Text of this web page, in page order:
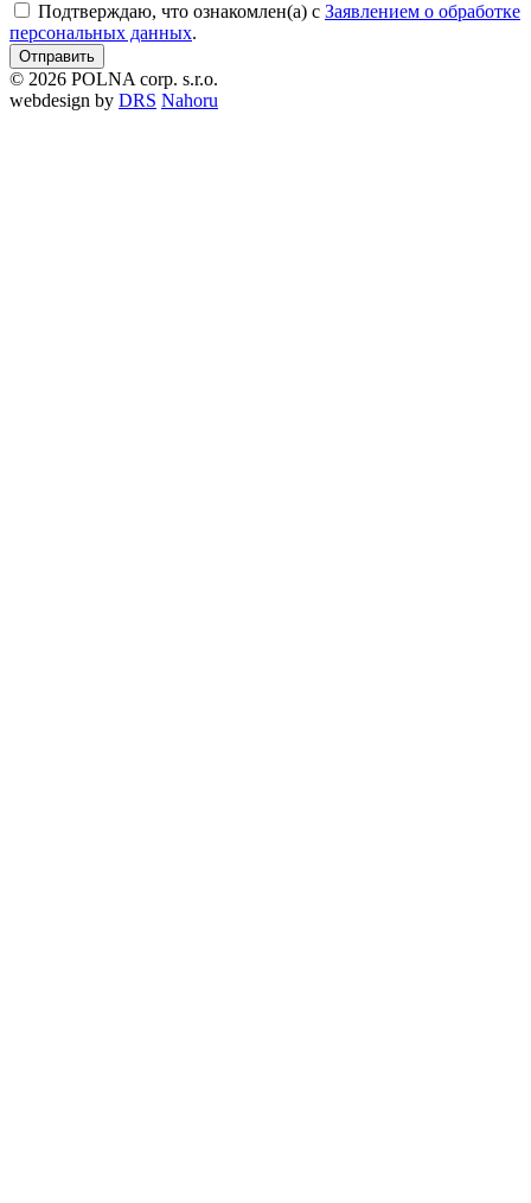
Подтверждаю, что ознакомлен(а) с Заявлением о обработке
персональных данных.
© 2026 POLNA corp. s.r.o.
webdesign by DRS Nahoru